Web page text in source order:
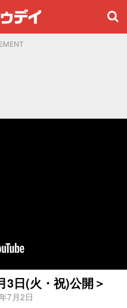
3日(火・祝)公開＞
7月2日